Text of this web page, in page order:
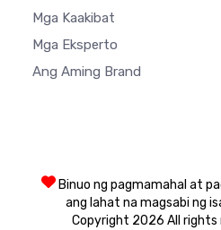
Mga Kaakibat
Mga Eksperto
Ang Aming Brand
Binuo ng pagmamahal at
ang lahat na magsabi ng
Copyright 2026 All rights